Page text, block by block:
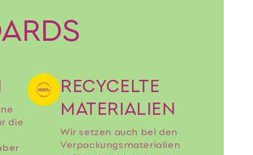
die
RECYCELTE
MATERIALIEN
Wir setzen auch bei den
Verpackungsmaterialien